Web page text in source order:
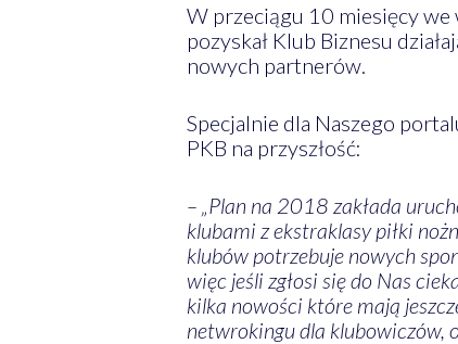
W przeciągu 10 miesięcy we
pozyskał Klub Biznesu
nowych partnerów.
Specjalnie dla Naszego
PKB na przyszłość:
– „Plan na 2018 zakłada
klubami z ekstraklasy piłki
klubów potrzebuje nowych
więc jeśli zgłosi się do Nas
kilka nowości które mają
netwrokingu dla klubowiczów,